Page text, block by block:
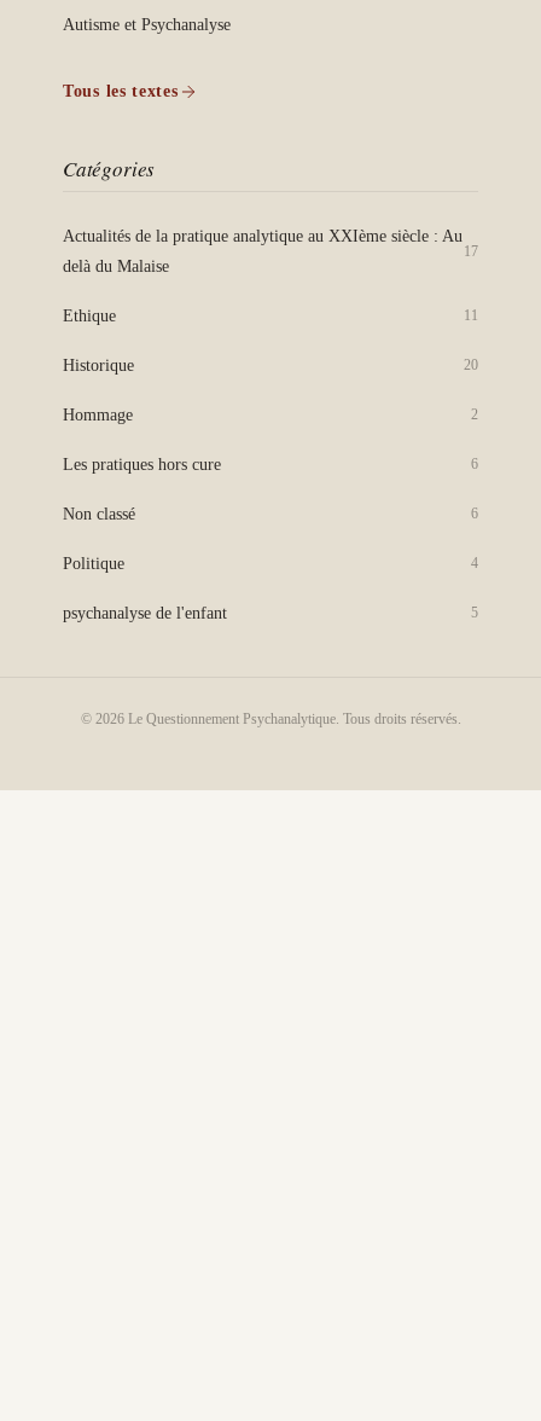
Autisme et Psychanalyse
Tous les textes
Catégories
Actualités de la pratique analytique au XXIème siècle : Au
delà du Malaise
17
Ethique 11
Historique 20
Hommage 2
Les pratiques hors cure 6
Non classé 6
Politique 4
psychanalyse de l'enfant 5
© 2026 Le Questionnement Psychanalytique. Tous droits réservés.